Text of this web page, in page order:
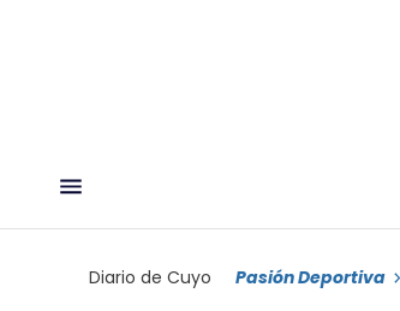
Diario de Cuyo Pasión Deportiva